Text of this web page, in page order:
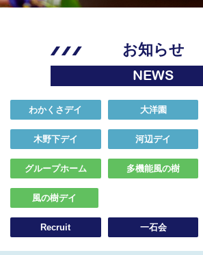
お知らせ
NEWS
わかくさデイ 大洋園
木野下デイ 河辺デイ
グループホーム 多機能風の樹
風の樹デイ
Recruit 一石会